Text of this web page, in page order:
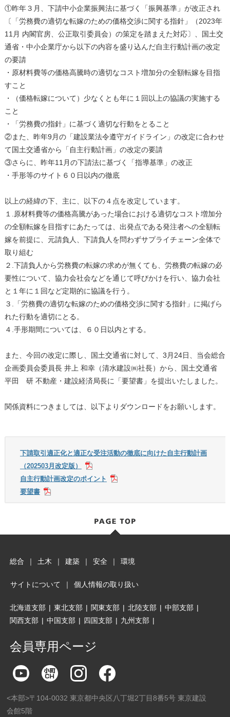
①昨年３月、下請中小企業振興法に基づく「振興基準」が改正され
〔「労務費の適切な転嫁のための価格交渉に関する指針」（2023年
11月 内閣官房、公正取引委員会）の策定を踏まえた対応〕、国土交
通省・中小企業庁から以下の内容を盛り込んだ自主行動計画の改定
の要請
・原材料費等の価格高騰時の適切なコスト増加分の全額転嫁を目指
すこと
・（価格転嫁について）少なくとも年に１回以上の協議の実施する
こと
・「労務費の指針」に基づく適切な行動をとること
②また、昨年9月の「建設業法令遵守ガイドライン」の改定に合わせ
て国土交通省から「自主行動計画」の改定の要請
③さらに、昨年11月の下請法に基づく「指導基準」の改正
・手形等のサイト６０日以内の徹底
以上の経緯の下、主に、以下の４点を改定しています。
１.原材料費等の価格高騰があった場合における適切なコスト増加分
の全額転嫁を目指すにあたっては、出発点である発注者への全額転
嫁を前提に、元請負人、下請負人を問わずサプライチェーン全体で
取り組む
２.下請負人から労務費の転嫁の求めが無くても、労務費の転嫁の必
要性について、協力会社会などを通じて呼びかけを行い、協力会社
と１年に１回など定期的に協議を行う。
３.「労務費の適切な転嫁のための価格交渉に関する指針」に掲げら
れた行動を適切にとる。
４.手形期間については、６０日以内とする。
また、今回の改定に際し、国土交通省に対して、3月24日、当会総合
企画委員会委員長 井上 和幸（清水建設㈱社長）から、国土交通省
平田 研 不動産・建設経済局長に「要望書」を提出いたしました。
関係資料につきましては、以下よりダウンロードをお願いします。
下請取引適正化と適正な受注活動の徹底に向けた自主行動計画
（202503月改定版）
自主行動計画改定のポイント
要望書
総合 ｜ 土木 ｜ 建築 ｜ 安全 ｜ 環境
サイトについて ｜ 個人情報の取り扱い
北海道支部 | 東北支部 | 関東支部 | 北陸支部 | 中部支部 |
関西支部 | 中国支部 | 四国支部 | 九州支部 |
会員専用ページ
<本部>〒104-0032 東京都中央区八丁堀2丁目8番5号 東京建設
会館5階